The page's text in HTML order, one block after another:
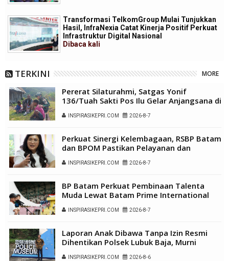
Transformasi TelkomGroup Mulai Tunjukkan
Hasil, InfraNexia Catat Kinerja Positif Perkuat
Infrastruktur Digital Nasional
Dibaca kali
TERKINI MORE
Pererat Silaturahmi, Satgas Yonif
136/Tuah Sakti Pos Ilu Gelar Anjangsana di
Kampung Alukme
INSPIRASIKEPRI.COM 2026-8-7
Perkuat Sinergi Kelembagaan, RSBP Batam
dan BPOM Pastikan Pelayanan dan
Ketersediaan Obat Aman
INSPIRASIKEPRI.COM 2026-8-7
BP Batam Perkuat Pembinaan Talenta
Muda Lewat Batam Prime International
Grassroot Football Festival 2026
INSPIRASIKEPRI.COM 2026-8-7
Laporan Anak Dibawa Tanpa Izin Resmi
Dihentikan Polsek Lubuk Baja, Murni
Sengketa Hak Asuh
INSPIRASIKEPRI.COM 2026-8-6